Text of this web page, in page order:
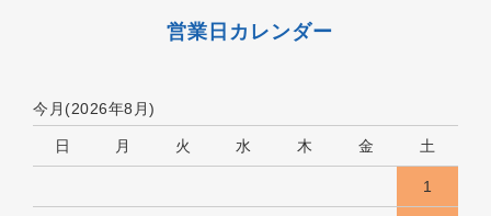
営業日カレンダー
今月(2026年8月)
日 月 火 水 木 金 土
1